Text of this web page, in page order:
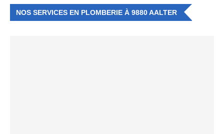
NOS SERVICES EN PLOMBERIE À 9880 AALTER